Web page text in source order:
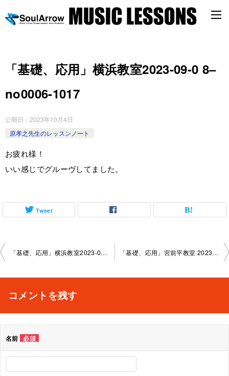
「基礎、応用」横浜教室2023-09-0 8–
no0006-1017
公開日： 2023年10月4日
原孝之先生のレッスンノート
お疲れ様！
いい感じでグルーヴしてました。
Tweet
投
ビ
シ
「基礎、応用」横浜教室2023-08-2 4–no0006-1017 「基礎、応用」宮前平教室 2023-09-08–no0006-1083
コメントを残す
名前 必須